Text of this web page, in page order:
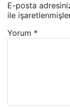
E-posta
ile
Yorum *